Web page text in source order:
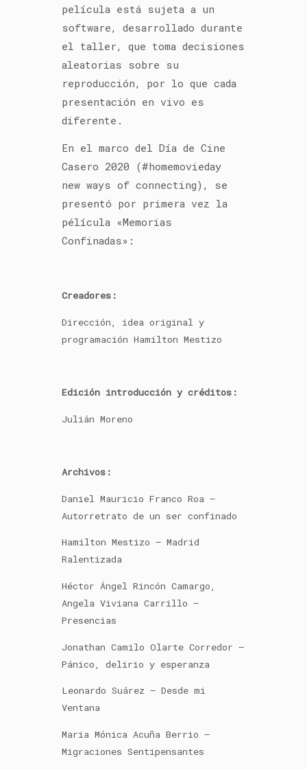
película está sujeta a un
software, desarrollado durante
el taller, que toma decisiones
aleatorias sobre su
reproducción, por lo que cada
presentación en vivo es
diferente.
En el marco del Día de Cine
Casero 2020 (#homemovieday
new ways of connecting), se
presentó por primera vez la
pélícula «Memorias
Confinadas»:
Creadores:
Dirección, idea original y
programación Hamilton Mestizo
Edición introducción y créditos:
Julián Moreno
Archivos:
Daniel Mauricio Franco Roa –
Autorretrato de un ser confinado
Hamilton Mestizo – Madrid
Ralentizada
Héctor Ángel Rincón Camargo,
Angela Viviana Carrillo –
Presencias
Jonathan Camilo Olarte Corredor –
Pánico, delirio y esperanza
Leonardo Suárez – Desde mi
Ventana
María Mónica Acuña Berrio –
Migraciones Sentipensantes